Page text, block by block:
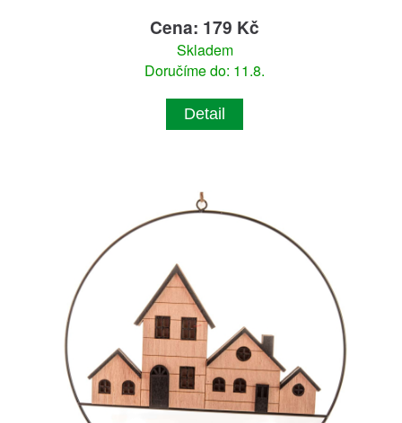
Cena: 179 Kč
Skladem
Doručíme do: 11.8.
Detail